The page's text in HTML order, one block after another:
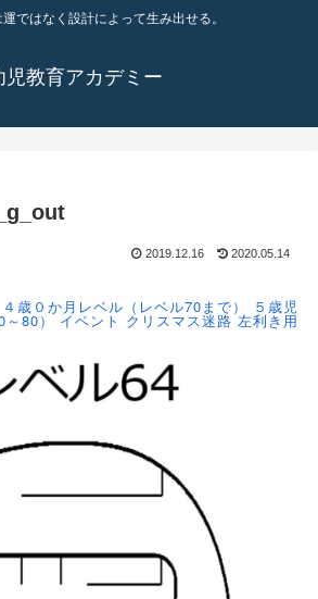
ではなく設計によって生み出せる。
児教育アカデミー
2019.12.16 2020.05.14
４歳０か月レベル（レベル70まで） ５歳児
～80） イベント クリスマス迷路 左利き用